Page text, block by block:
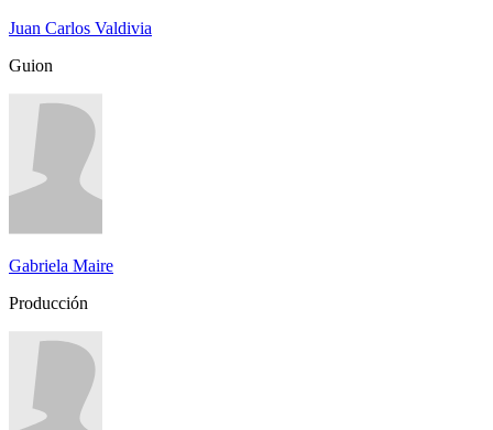
Juan Carlos Valdivia
Guion
Gabriela Maire
Producción